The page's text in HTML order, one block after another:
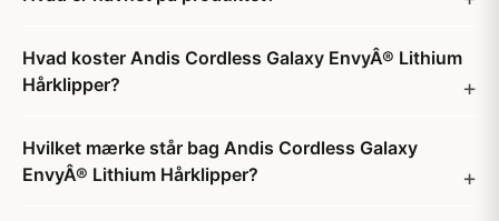
Hvad koster Andis Cordless Galaxy EnvyÂ® Lithium
Hårklipper?
Hvilket mærke står bag Andis Cordless Galaxy
EnvyÂ® Lithium Hårklipper?